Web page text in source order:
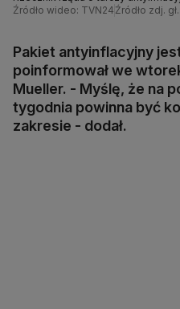
Źródło wideo: TVN24 Źródło zdj.
Pakiet antyinflacyjny
poinformował we
Mueller. - Myślę, że na
tygodnia powinna być
zakresie - dodał.